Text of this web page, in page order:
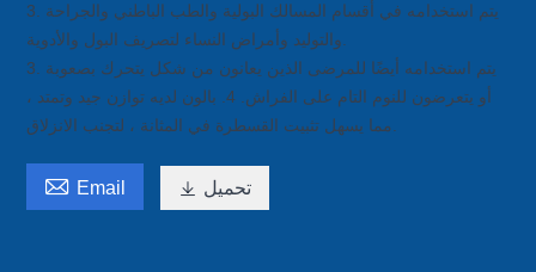
3. يتم استخدامه في أقسام المسالك البولية والطب الباطني والجراحة
والتوليد وأمراض النساء لتصريف البول والأدوية.
3. يتم استخدامه أيضًا للمرضى الذين يعانون من شكل يتحرك بصعوبة
أو يتعرضون للنوم التام على الفراش. 4. بالون لديه توازن جيد وتمتد ،
مما يسهل تثبيت القسطرة في المثانة ، لتجنب الانزلاق.
 Email  تحميل